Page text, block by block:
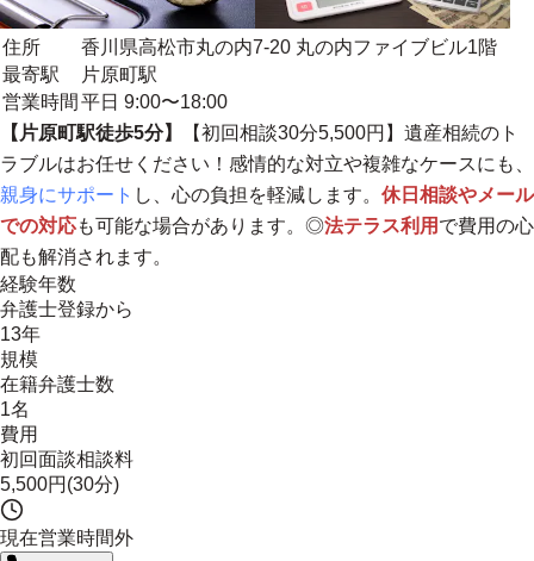
住所
香川県高松市丸の内7-20 丸の内ファイブビル1階
最寄駅
片原町駅
営業時間 平日 9:00〜18:00
【片原町駅徒歩5分】
【初回相談30分5,500円】遺産相続のト
ラブルはお任せください！感情的な対立や複雑なケースにも、
親身にサポート し、心の負担を軽減します。 休日相談やメール
での対応も可能な場合があります。◎法テラス利用 で費用の心
配も解消されます。
経験年数
弁護士登録から
13年
規模
在籍弁護士数
1名
費用
初回面談相談料
5,500円(30分)
現在営業時間外